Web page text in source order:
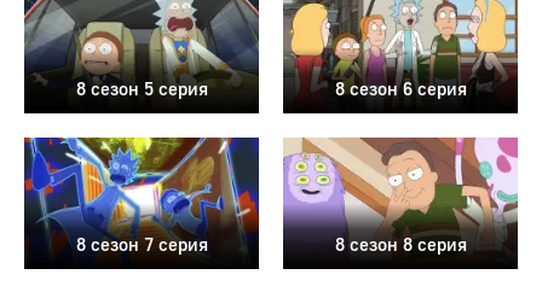
8 сезон 5 серия 8 сезон 6 серия
8 сезон 7 серия 8 сезон 8 серия